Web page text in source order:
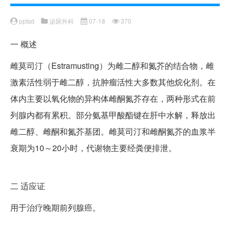
pptsd 泌尿外科 07-18 370
一 概述
雌莫司汀（Estramusting）为雌二醇和氮芥的结合物，雌
激素活性弱于雌二醇，抗肿瘤活性大多数其他烷化剂。在
体内主要以氧化物的异构体雌酮氮芥存在，两种形式在前
列腺内都有累积。部分氨基甲酸酯键在肝中水解，释放出
雌二醇、雌酮和氮芥基团。雌莫司汀和雌酮氮芥的血浆半
衰期为10～20小时，代谢物主要经粪便排泄。
二 适应证
用于治疗晚期前列腺癌。